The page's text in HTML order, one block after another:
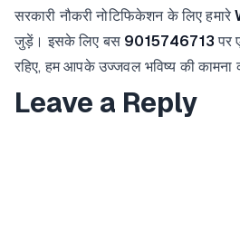
सरकारी नौकरी नोटिफिकेशन के लिए हमारे
जुड़ें। इसके लिए बस 9015746713 पर
रहिए, हम आपके उज्जवल भविष्य की कामना
Leave a Reply